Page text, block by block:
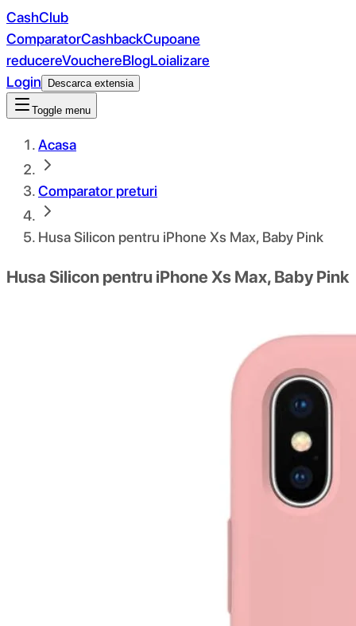
CashClub
ComparatorCashbackCupoane
reducereVouchereBlogLoializare
Login
Descarca extensia
Toggle menu
Acasa
Comparator preturi
Husa Silicon pentru iPhone Xs Max, Baby Pink
Husa Silicon pentru iPhone Xs Max, Baby Pink